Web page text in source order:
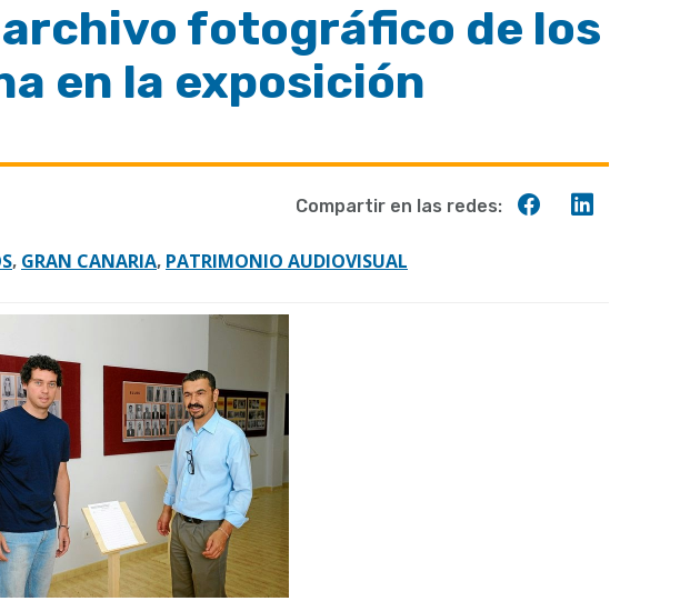
fotográfico de los
en la exposición
Compartir
Compartir en las redes:
, GRAN CANARIA, PATRIMONIO AUDIOVISUAL